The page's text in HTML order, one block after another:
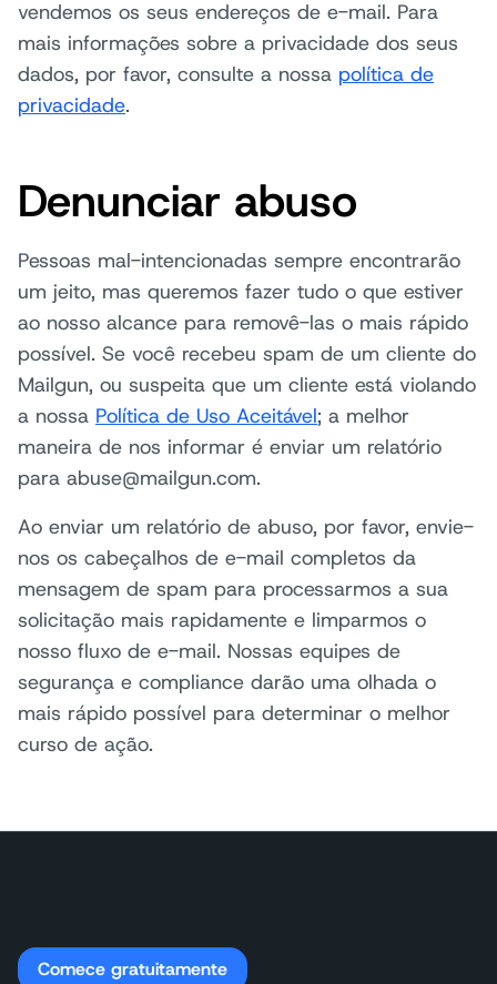
vendemos os seus endereços de e-mail. Para
mais informações sobre a privacidade dos seus
dados, por favor, consulte a nossa política de
privacidade.
Denunciar abuso
Pessoas mal-intencionadas sempre encontrarão
um jeito, mas queremos fazer tudo o que estiver
ao nosso alcance para removê-las o mais rápido
possível. Se você recebeu spam de um cliente do
Mailgun, ou suspeita que um cliente está violando
a nossa Política de Uso Aceitável; a melhor
maneira de nos informar é enviar um relatório
para abuse@mailgun.com.
Ao enviar um relatório de abuso, por favor, envie-
nos os cabeçalhos de e-mail completos da
mensagem de spam para processarmos a sua
solicitação mais rapidamente e limparmos o
nosso fluxo de e-mail. Nossas equipes de
segurança e compliance darão uma olhada o
mais rápido possível para determinar o melhor
curso de ação.
Comece gratuitamente